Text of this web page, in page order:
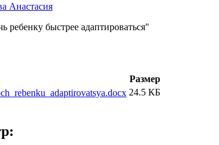
Анастасия
ребенку быстрее адаптироваться"
Размер
24.5 КБ